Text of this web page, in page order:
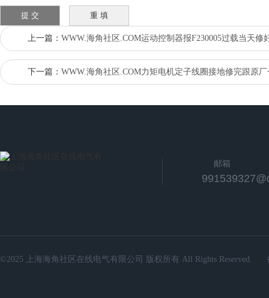
上一篇： WWW.海角社区.COM运动控制器报F230005过载当天修
下一篇： WWW.海角社区.COM力矩电机定子线圈接地修完跟原厂
邮箱
©2025 上海海角社区在线电气有限公司 版权所有 All Rights Reserved.